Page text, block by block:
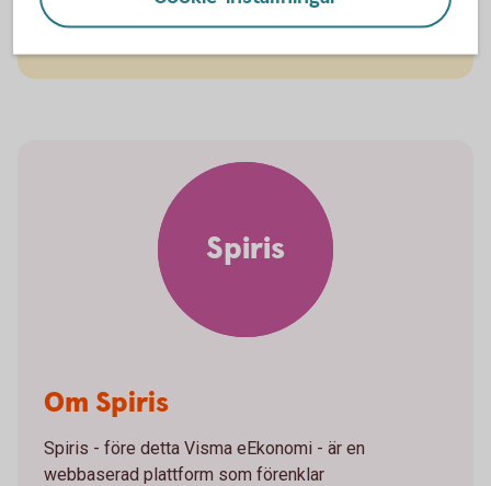
sätt med bankintegration.
Spiris
Om Spiris
Spiris - före detta Visma eEkonomi - är en
webbaserad plattform som förenklar